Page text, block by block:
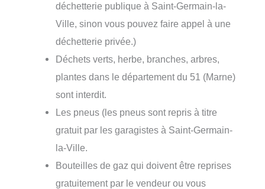
déchetterie publique à Saint-Germain-la-
Ville, sinon vous pouvez faire appel à une
déchetterie privée.)
Déchets verts, herbe, branches, arbres,
plantes dans le département du 51 (Marne)
sont interdit.
Les pneus (les pneus sont repris à titre
gratuit par les garagistes à Saint-Germain-
la-Ville.
Bouteilles de gaz qui doivent être reprises
gratuitement par le vendeur ou vous